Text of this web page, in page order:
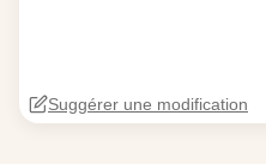
Suggérer une modification